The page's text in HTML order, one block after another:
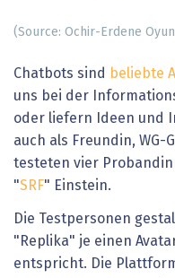
(Source: Ochir-Erdene
Chatbots sind beliebte
uns bei der
oder liefern Ideen und
auch als Freundin, WG-
testeten vier
"SRF" Einstein.
Die Testpersonen
"Replika" je einen
entspricht. Die